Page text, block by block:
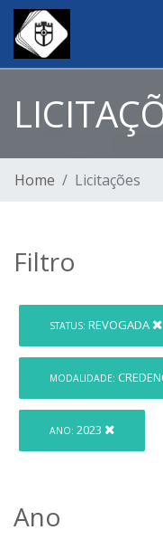
Home Licitações
Filtro
STATUS: REVOGADA
MODALIDADE:
ANO: 2023
Ano